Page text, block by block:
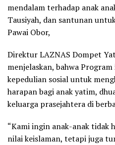
mendalam terhadap anak
Tausiyah, dan santunan
Pawai Obor,
Direktur LAZNAS Dompet
menjelaskan, bahwa
kepedulian sosial untuk
harapan bagi anak yatim,
keluarga prasejahtera di
“Kami ingin anak-anak tidak
nilai keislaman, tetapi juga